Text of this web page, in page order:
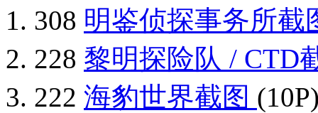
308 明鉴侦探事务所截
228 黎明探险队 / CTD
222 海豹世界截图